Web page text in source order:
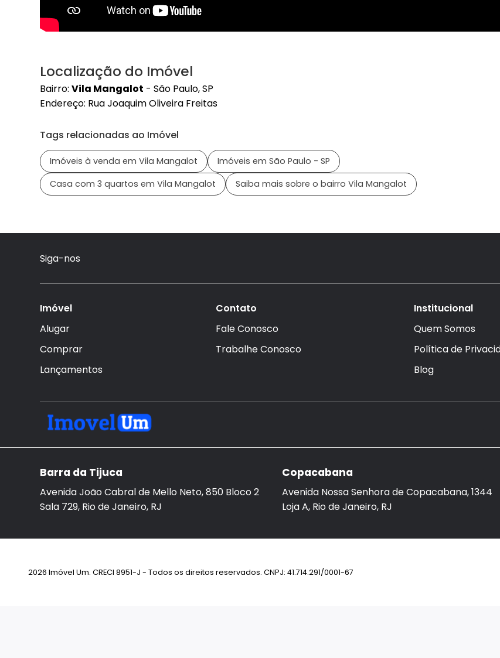
Localização do Imóvel
Bairro: Vila Mangalot - São Paulo, SP
Endereço: Rua Joaquim Oliveira Freitas
Tags relacionadas ao Imóvel
Imóveis à venda em Vila Mangalot
Imóveis em São Paulo - SP
Casa com 3 quartos em Vila Mangalot
Saiba mais sobre o bairro Vila Mangalot
Siga-nos
Imóvel
Alugar
Comprar
Lançamentos
Contato
Fale Conosco
Trabalhe Conosco
Institucional
Quem Somos
Política de
Blog
Barra da Tijuca
Avenida João Cabral de Mello Neto, 850 Bloco 2
Sala 729, Rio de Janeiro, RJ
Copacabana
Avenida Nossa Senhora de Copacabana, 1344
Loja A, Rio de Janeiro, RJ
2026 Imóvel Um. CRECI 8951-J - Todos os direitos reservados. CNPJ: 41.714.291/0001-67